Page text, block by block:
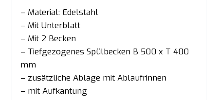
– Material: Edelstahl
– Mit Unterblatt
– Mit 2 Becken
– Tiefgezogenes Spülbecken B 500 x T 400
mm
– zusätzliche Ablage mit Ablaufrinnen
– mit Aufkantung